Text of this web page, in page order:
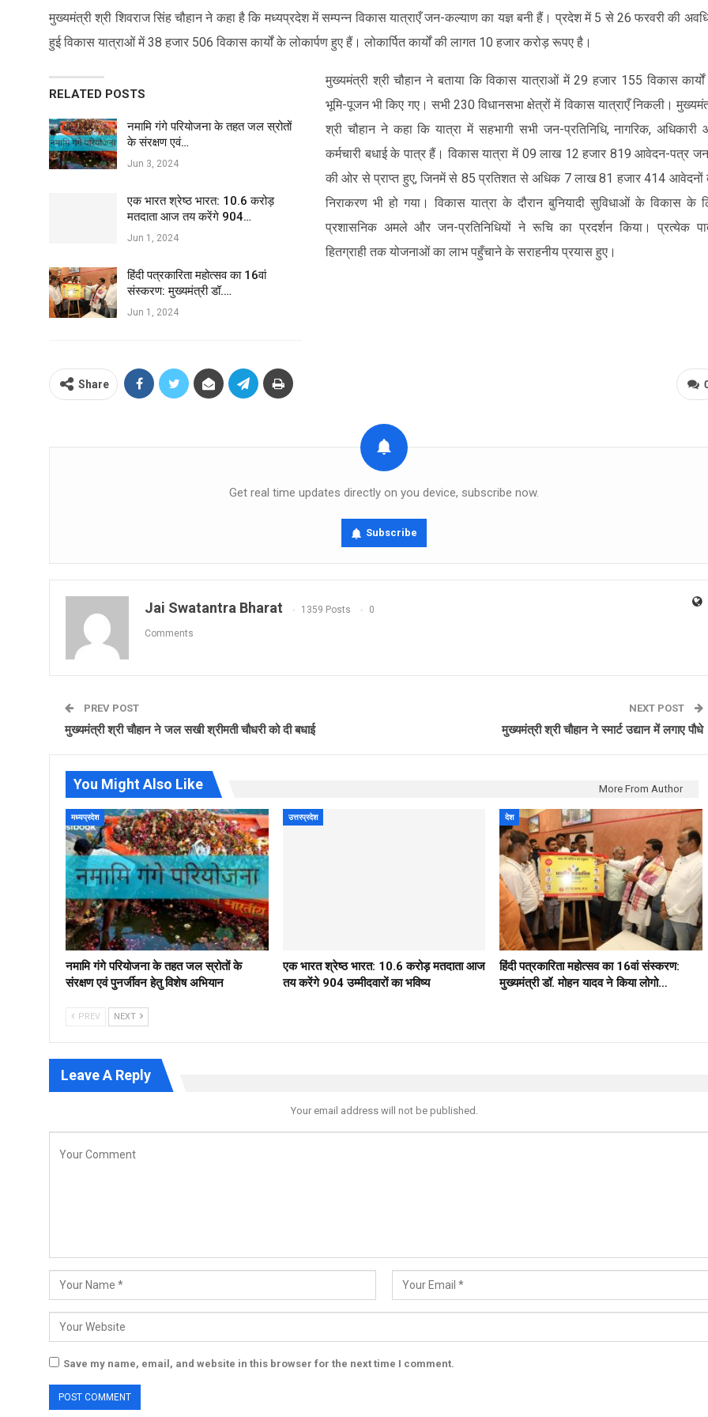
मुख्यमंत्री श्री शिवराज सिंह चौहान ने कहा है कि मध्यप्रदेश में सम्पन्न विकास यात्राएँ जन-कल्याण का यज्ञ बनी हैं। प्रदेश में 5 से 26 फरवरी की
हुई विकास यात्राओं में 38 हजार 506 विकास कार्यों के लोकार्पण हुए हैं। लोकार्पित कार्यों की लागत 10 हजार करोड़ रूपए है।
RELATED POSTS
नमामि गंगे परियोजना के तहत जल स्रोतों
के संरक्षण एवं…
Jun 3, 2024
एक भारत श्रेष्ठ भारत: 10.6 करोड़
मतदाता आज तय करेंगे 904…
Jun 1, 2024
हिंदी पत्रकारिता महोत्सव का 16वां
संस्करण: मुख्यमंत्री डॉ.…
Jun 1, 2024
मुख्यमंत्री श्री चौहान ने बताया कि विकास यात्राओं में 29 हजार 155 विकास
भूमि-पूजन भी किए गए। सभी 230 विधानसभा क्षेत्रों में विकास यात्राएँ निकली।
श्री चौहान ने कहा कि यात्रा में सहभागी सभी जन-प्रतिनिधि, नागरिक, अधिकारी
कर्मचारी बधाई के पात्र हैं। विकास यात्रा में 09 लाख 12 हजार 819 आवेदन-पत्र
की ओर से प्राप्त हुए, जिनमें से 85 प्रतिशत से अधिक 7 लाख 81 हजार 414 आवेदनों
निराकरण भी हो गया। विकास यात्रा के दौरान बुनियादी सुविधाओं के विकास के
प्रशासनिक अमले और जन-प्रतिनिधियों ने रूचि का प्रदर्शन किया। प्रत्येक
हितग्राही तक योजनाओं का लाभ पहुँचाने के सराहनीय प्रयास हुए।
Share
Get real time updates directly on you device, subscribe now.
Subscribe
Jai Swatantra Bharat 1359 Posts 0
Comments
PREV POST
मुख्यमंत्री श्री चौहान ने जल सखी श्रीमती चौधरी को दी बधाई
NEXT POST
मुख्यमंत्री श्री चौहान ने स्मार्ट उद्यान में लगाए पौधे
You Might Also Like More From Author
मध्यप्रदेश
नमामि गंगे परियोजना के तहत जल स्रोतों के
संरक्षण एवं पुनर्जीवन हेतु विशेष अभियान
उत्तरप्रदेश
एक भारत श्रेष्ठ भारत: 10.6 करोड़ मतदाता आज
तय करेंगे 904 उम्मीदवारों का भविष्य
देश
हिंदी पत्रकारिता महोत्सव का 16वां संस्करण:
मुख्यमंत्री डॉ. मोहन यादव ने किया लोगो…
PREV NEXT
Leave A Reply
Your email address will not be published.
Save my name, email, and website in this browser for the next time I comment.